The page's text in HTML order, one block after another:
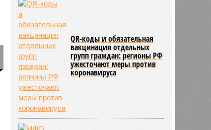
QR-коды и обязательная
вакцинация отдельных
групп граждан: регионы РФ
ужесточают меры против
коронавируса